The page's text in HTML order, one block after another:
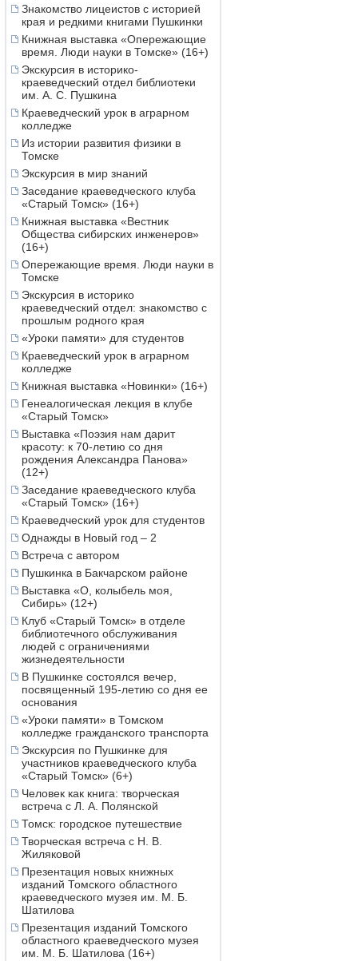
Знакомство лицеистов с историей
края и редкими книгами Пушкинки
Книжная выставка «Опережающие
время. Люди науки в Томске» (16+)
Экскурсия в историко-
краеведческий отдел библиотеки
им. А. С. Пушкина
Краеведческий урок в аграрном
колледже
Из истории развития физики в
Томске
Экскурсия в мир знаний
Заседание краеведческого клуба
«Старый Томск» (16+)
Книжная выставка «Вестник
Общества сибирских инженеров»
(16+)
Опережающие время. Люди науки в
Томске
Экскурсия в историко
краеведческий отдел: знакомство с
прошлым родного края
«Уроки памяти» для студентов
Краеведческий урок в аграрном
колледже
Книжная выставка «Новинки» (16+)
Генеалогическая лекция в клубе
«Старый Томск»
Выставка «Поэзия нам дарит
красоту: к 70-летию со дня
рождения Александра Панова»
(12+)
Заседание краеведческого клуба
«Старый Томск» (16+)
Краеведческий урок для студентов
Однажды в Новый год – 2
Встреча с автором
Пушкинка в Бакчарском районе
Выставка «О, колыбель моя,
Сибирь» (12+)
Клуб «Старый Томск» в отделе
библиотечного обслуживания
людей с ограничениями
жизнедеятельности
В Пушкинке состоялся вечер,
посвященный 195-летию со дня ее
основания
«Уроки памяти» в Томском
колледже гражданского транспорта
Экскурсия по Пушкинке для
участников краеведческого клуба
«Старый Томск» (6+)
Человек как книга: творческая
встреча с Л. А. Полянской
Томск: городское путешествие
Творческая встреча с Н. В.
Жиляковой
Презентация новых книжных
изданий Томского областного
краеведческого музея им. М. Б.
Шатилова
Презентация изданий Томского
областного краеведческого музея
им. М. Б. Шатилова (16+)